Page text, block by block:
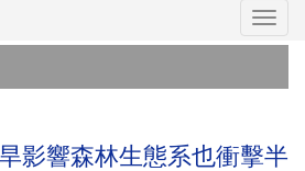
影響森林生態系也衝擊半